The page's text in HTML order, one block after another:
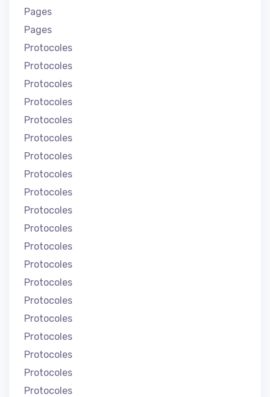
Pages
Pages
Protocoles
Protocoles
Protocoles
Protocoles
Protocoles
Protocoles
Protocoles
Protocoles
Protocoles
Protocoles
Protocoles
Protocoles
Protocoles
Protocoles
Protocoles
Protocoles
Protocoles
Protocoles
Protocoles
Protocoles